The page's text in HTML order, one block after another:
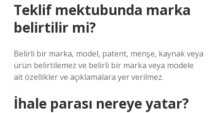
Teklif mektubunda marka
belirtilir mi?
Belirli bir marka, model, patent, menşe, kaynak veya
ürün belirtilemez ve belirli bir marka veya modele
ait özellikler ve açıklamalara yer verilmez.
İhale parası nereye yatar?